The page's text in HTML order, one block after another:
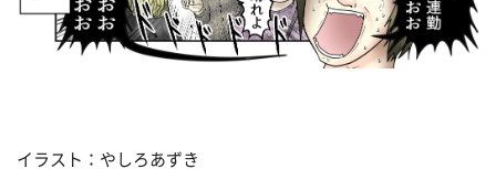
イラスト：やしろあずき